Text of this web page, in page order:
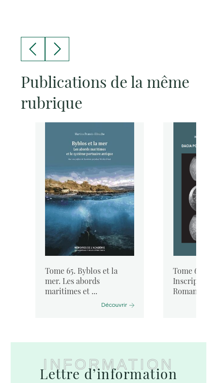
Publications de la même
rubrique
Tome 65. Byblos et la
mer. Les abords
maritimes et ...
Découvrir
Tome 64. «
Romanae ...
INFORMATION
Lettre d’information